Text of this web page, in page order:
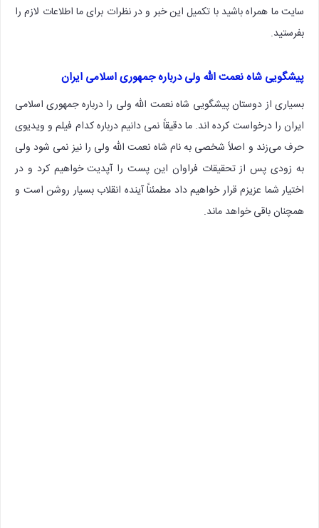
سایت ما همراه باشید با تکمیل این خبر و در نظرات برای ما اطلاعات لازم را
بفرستید.
پیشگویی شاه نعمت الله ولی درباره جمهوری اسلامی ایران
بسیاری از دوستان پیشگویی شاه نعمت الله ولی را درباره جمهوری اسلامی
ایران را درخواست کرده اند. ما دقیقاً نمی دانیم درباره کدام فیلم و ویدیوی
حرف می‌زند و اصلاً شخصی به نام شاه نعمت الله ولی را نیز نمی شود ولی
به زودی پس از تحقیقات فراوان این پست را آپدیت خواهیم کرد و در
اختیار شما عزیزم قرار خواهیم داد مطمئناً آینده انقلاب بسیار روشن است و
همچنان باقی خواهد ماند.